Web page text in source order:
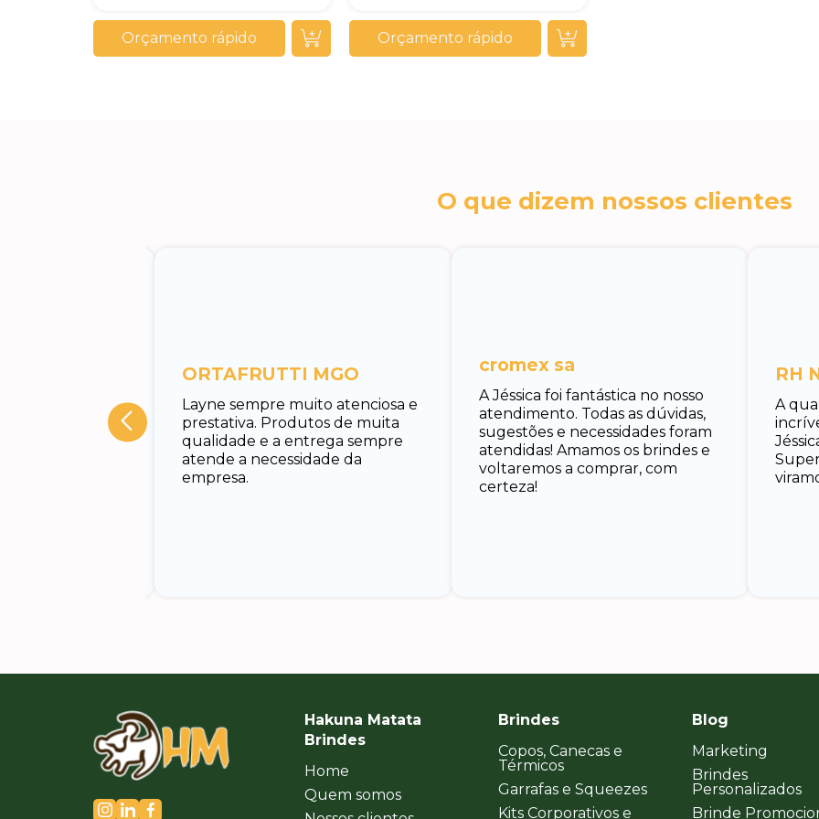
Orçamento rápido Orçamento rápido
O que dizem nossos clientes
muito
e rápido em
Layne sempre muito atenciosa e
prestativa. Produtos de muita
qualidade e a entrega sempre
atende a necessidade da
empresa.
ORTAFRUTTI MGO
A Jéssica foi fantástica no nosso
atendimento. Todas as dúvidas,
sugestões e necessidades foram
atendidas! Amamos os brindes e
voltaremos a comprar, com
certeza!
cromex sa
A
RH
Hakuna Matata
Brindes
Home
Quem somos
Brindes
Copos, Canecas e
Térmicos
Garrafas e Squeezes
Kits Corporativos e
Blog
Marketing
Brindes
Personalizados
Brinde